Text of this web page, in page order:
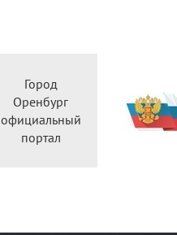
Город
Оренбург
официальный
портал